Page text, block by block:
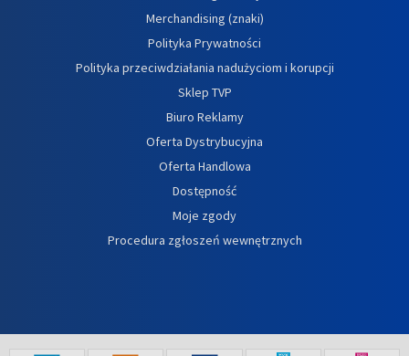
Merchandising (znaki)
Polityka Prywatności
Polityka przeciwdziałania nadużyciom i korupcji
Sklep TVP
Biuro Reklamy
Oferta Dystrybucyjna
Oferta Handlowa
Dostępność
Moje zgody
Procedura zgłoszeń wewnętrznych